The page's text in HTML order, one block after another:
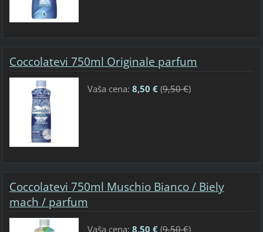
Coccolatevi 750ml Originale parfum
Vaša cena: 8,50 €(9,50 €)
Coccolatevi 750ml Muschio Bianco / Biely
mach / parfum
Vaša cena: 8,50 €(9,50 €)